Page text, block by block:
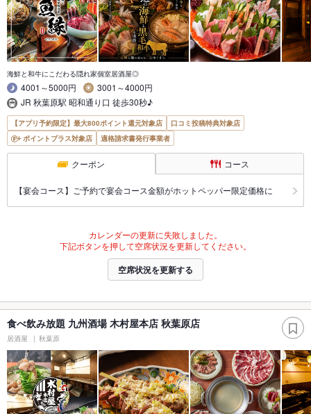
海鮮と和牛にこだわる隠れ家個室居酒屋◎
4001～5000円
3001～4000円
JR 秋葉原駅 昭和通り口 徒歩30秒♪
【アプリ予約限定】最大800ポイント還元対象店
口コミ投稿特典対象店
ポイントプラス対象店
適格請求書発行事業者
クーポン コース
【宴会コース】ご予約で宴会コース金額がホットペッパー限定価格に
カレンダーの更新に失敗しました。
下記ボタンを押して空席状況を更新してください。
空席状況を更新する
食べ飲み放題 九州酒場 木村屋本店 秋葉原店
居酒屋 秋葉原